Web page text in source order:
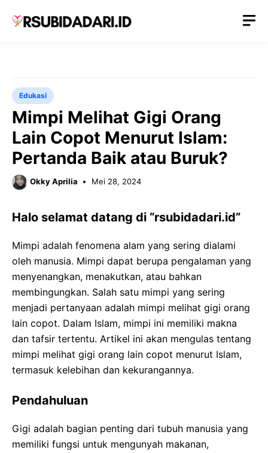
Edukasi
Mimpi Melihat Gigi Orang
Lain Copot Menurut Islam:
Pertanda Baik atau Buruk?
Okky Aprilia Mei 28, 2024
Halo selamat datang di “rsubidadari.id”
Mimpi adalah fenomena alam yang sering dialami
oleh manusia. Mimpi dapat berupa pengalaman yang
menyenangkan, menakutkan, atau bahkan
membingungkan. Salah satu mimpi yang sering
menjadi pertanyaan adalah mimpi melihat gigi orang
lain copot. Dalam Islam, mimpi ini memiliki makna
dan tafsir tertentu. Artikel ini akan mengulas tentang
mimpi melihat gigi orang lain copot menurut Islam,
termasuk kelebihan dan kekurangannya.
Pendahuluan
Gigi adalah bagian penting dari tubuh manusia yang
memiliki fungsi untuk mengunyah makanan,